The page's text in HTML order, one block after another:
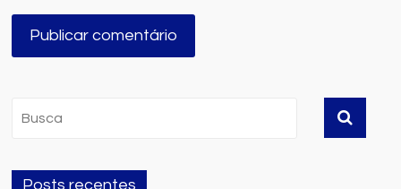
Posts recentes